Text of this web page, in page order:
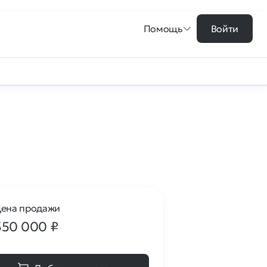
Помощь Войти
продажи
000 ₽